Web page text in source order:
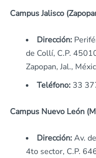
Campus Jalisco
Dirección:
de Collí, C.P.
Zapopan, Jal.,
Teléfono: 33
Campus Nuevo León
Dirección:Av.
4to sector, C.P.